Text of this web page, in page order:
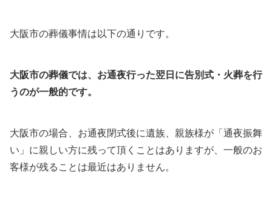
大阪市の葬儀事情は以下の通りです。
大阪市の葬儀では、お通夜行った翌日に告別式・火葬を行
うのが一般的です。
大阪市の場合、お通夜閉式後に遺族、親族様が「通夜振舞
い」に親しい方に残って頂くことはありますが、一般のお
客様が残ることは最近はありません。